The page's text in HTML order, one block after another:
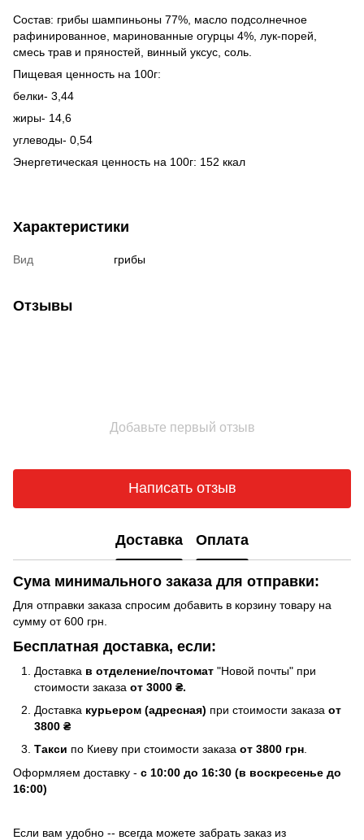
Состав: грибы шампиньоны 77%, масло подсолнечное
рафинированное, маринованные огурцы 4%, лук-порей,
смесь трав и пряностей, винный уксус, соль.
Пищевая ценность на 100г:
белки- 3,44
жиры- 14,6
углеводы- 0,54
Энергетическая ценность на 100г: 152 ккал
Характеристики
Вид грибы
Отзывы
Добавьте первый отзыв
Написать отзыв
Доставка Оплата
Сума минимального заказа для отправки:
Для отправки заказа спросим добавить в корзину товару на
сумму от 600 грн.
Бесплатная доставка, если:
Доставка в отделение/почтомат "Новой почты" при
стоимости заказа от 3000 ₴.
Доставка курьером (адресная) при стоимости заказа от
3800 ₴
Такси по Киеву при стоимости заказа от 3800 грн.
Оформляем доставку - с 10:00 до 16:30 (в воскресенье до
16:00)
Если вам удобно -- всегда можете забрать заказ из